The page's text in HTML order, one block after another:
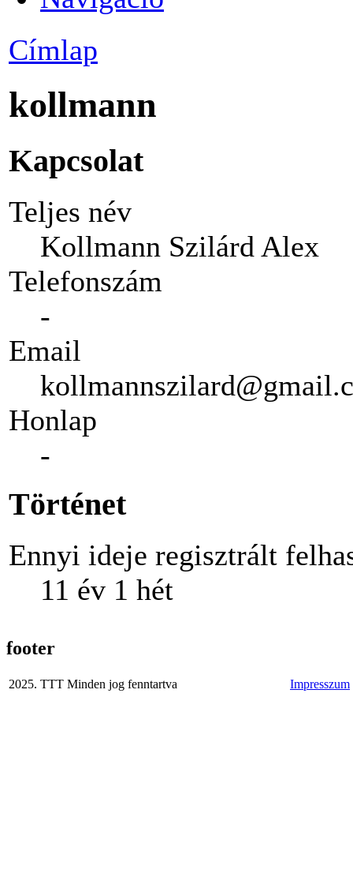
Címlap
kollmann
Kapcsolat
Teljes név
Kollmann Szilárd Alex
Telefonszám
-
Email
Honlap
-
Történet
Ennyi ideje regisztrált
11 év 1 hét
footer
2025. TTT Minden jog fenntartva Impresszum